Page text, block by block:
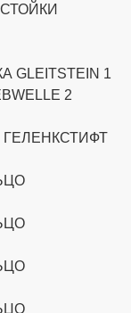
1
2
ГЕЛЕНКСТИФТ